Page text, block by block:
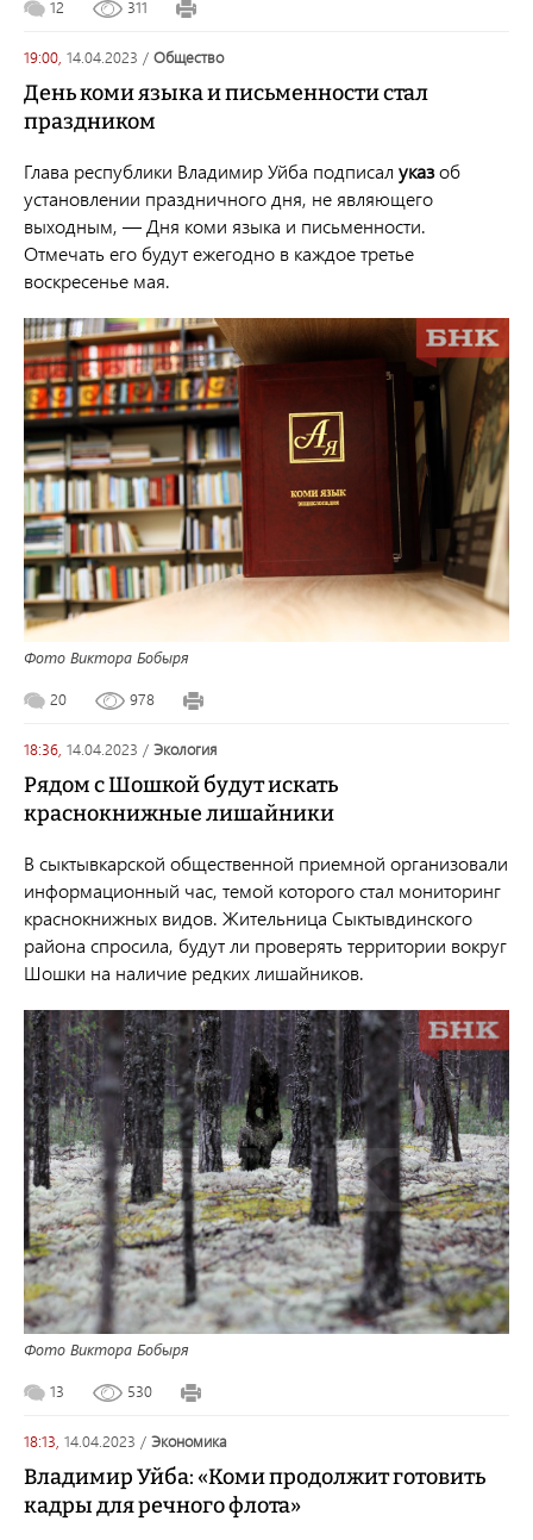
12 311
19:00, 14.04.2023 / общество
День коми языка и письменности стал
праздником
Глава республики Владимир Уйба подписал указоб
установлении праздничного дня, не являющего
выходным, — Дня коми языка и письменности.
Отмечать его будут ежегодно в каждое третье
воскресенье мая.
Фото Виктора Бобыря
20 978
18:36, 14.04.2023 / экология
Рядом с Шошкой будут искать
краснокнижные лишайники
В сыктывкарской общественной приемной организовали
информационный час, темой которого стал мониторинг
краснокнижных видов. Жительница Сыктывдинского
района спросила, будут ли проверять территории вокруг
Шошки на наличие редких лишайников.
Фото Виктора Бобыря
13 530
18:13, 14.04.2023 / экономика
Владимир Уйба: «Коми продолжит готовить
кадры для речного флота»